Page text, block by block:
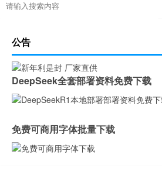
公告
DeepSeek全套部署资料免费下载
免费可商用字体批量下载